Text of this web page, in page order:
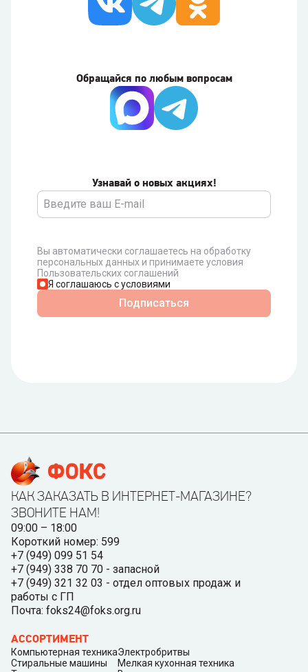
Узнавай о новых акциях!
Вы автоматически соглашаетесь на обработку
персональных данных и принимаете условия
Пользовательских соглашений
Я соглашаюсь с условиями
Подписаться
Обращайся по любым вопросам
КАК ЗАКАЗАТЬ В ИНТЕРНЕТ-МАГАЗИНЕ?
ЗВОНИТЕ НАМ!
09:00 – 18:00
Короткий номер: 599
+7 (949) 099 51 54
+7 (949) 338 70 70 - запасной
+7 (949) 321 32 03 - отдел оптовых продаж и
работы с ГП
Почта: foks24@foks.org.ru
АССОРТИМЕНТ
Компьютерная техника
Стиральные машины
Электробритвы
Мелкая кухонная техника